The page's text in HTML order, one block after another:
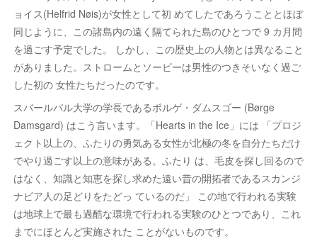
ョイス(Helfrid Nøis)が女性として初 めてしたであろうこととほぼ
同じように、この諸島内の遠く隔てられた島のひとつで 9 カ月間
を過ごす予定でした。 しかし、この歴史上の人物とは異なること
がありました。ストロームとソービーは男性のつきそいなく過ご
した初の 女性たちだったのです。
スバールバル大学の学長であるボルゲ・ダムスゴー (Børge
Damsgard) はこう言います。「Hearts in the Ice」には 「プロジ
ェクト以上の、ふたりの勇気ある女性が北極の冬を自分たちだけ
でやり過ごす以上の意味がある。ふたり は、毛皮を探し回るので
はなく、知識と知恵を探し求めた遠い昔の開拓者であるスカンジ
ナビア人の足どりをたどっ ているのだ」 この地で行われる実験
は地球上で最も過酷な環境で行われる実験のひとつであり、これ
までにほとんど実施された ことがないものです。